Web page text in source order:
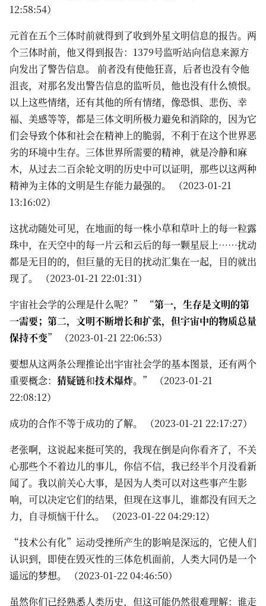
12:58:54）
元首在五个三体时前就得到了收到外星文明信息的报告。两
个三体时前，他又得到报告：1379号监听站向信息来源方
向发出了警告信息。 前者没有使他狂喜，后者也没有令他
沮丧，对那名发出警告信息的监听员，他也没有什么愤恨。
以上这些情绪，还有其他的所有情绪，像恐惧、悲伤、幸
福、美感等等，都是三体文明所极力避免和消除的，因为它
们会导致个体和社会在精神上的脆弱，不利于在这个世界恶
劣的环境中生存。三体世界所需要的精神，就是冷静和麻
木，从过去二百余轮文明的历史中可以证明，那些以这两种
精神为主体的文明是生存能力最强的。 （2023-01-21
13:16:02）
这扰动随处可见，在地面的每一株小草和草叶上的每一粒露
珠中，在天空中的每一片云和云后的每一颗星辰上……扰动
都是无目的的，但巨量的无目的扰动汇集在一起，目的就出
现了。 （2023-01-21 22:01:31）
宇宙社会学的公理是什么呢？” “第一，生存是文明的第
一需要；第二，文明不断增长和扩张，但宇宙中的物质总量
保持不变” （2023-01-21 22:06:53）
要想从这两条公理推论出宇宙社会学的基本图景，还有两个
重要概念： 猜疑链和技术爆炸。” （2023-01-21
22:08:12）
成功的合作不等于成功的了解。 （2023-01-21 22:17:27）
老张啊，这说起来挺可笑的，我现在倒是向你看齐了，不关
心那些个不着边儿的事儿，你信不信，我已经半个月没看新
闻了。我以前关心大事，是因为人类可以对这些事产生影
响，可以决定它们的结果，但现在这事儿，谁都没有回天之
力，自寻烦恼干什么。 （2023-01-22 04:29:12）
“技术公有化”运动受挫所产生的影响是深远的，它使人们
认识到，即使在毁灭性的三体危机面前，人类大同仍是一个
遥远的梦想。 （2023-01-22 04:46:50）
虽然你们已经熟悉人类历史，但这可能仍然很难理解：谁走